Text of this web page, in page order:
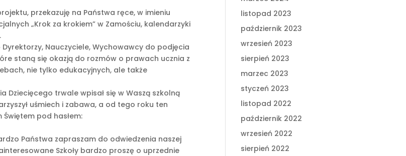
przekazuję na Państwa ręce, w imieniu
„Krok za krokiem” w Zamościu, kalendarzyki
Nauczyciele, Wychowawcy do podjęcia
staną się okazją do rozmów o prawach ucznia z
nie tylko edukacyjnych, ale także
Dziecięcego trwale wpisał się w Waszą szkolną
uśmiech i zabawa, a od tego roku ten
Świętem pod hasłem:
Państwa zapraszam do odwiedzenia naszej
Szkoły bardzo proszę o uprzednie
listopad 2023
październik 2023
wrzesień 2023
sierpień 2023
marzec 2023
styczeń 2023
listopad 2022
październik 2022
wrzesień 2022
sierpień 2022